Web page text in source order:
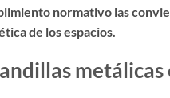
normativo las
de los espacios.